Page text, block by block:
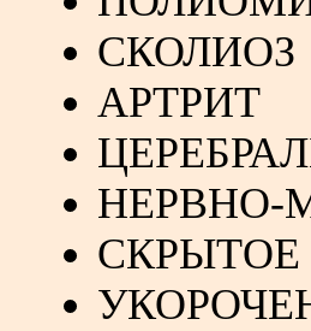
СКОЛИОЗ
АРТРИТ
НЕРВНО-